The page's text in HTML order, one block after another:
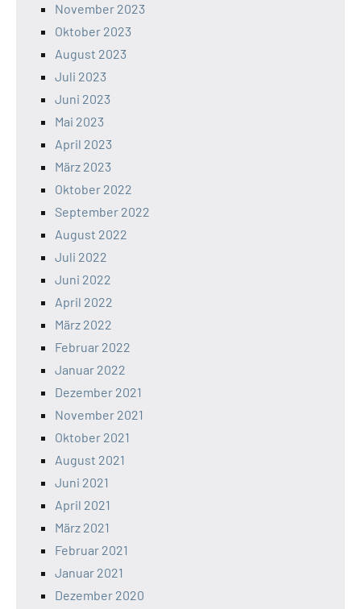
November 2023
Oktober 2023
August 2023
Juli 2023
Juni 2023
Mai 2023
April 2023
März 2023
Oktober 2022
September 2022
August 2022
Juli 2022
Juni 2022
April 2022
März 2022
Februar 2022
Januar 2022
Dezember 2021
November 2021
Oktober 2021
August 2021
Juni 2021
April 2021
März 2021
Februar 2021
Januar 2021
Dezember 2020